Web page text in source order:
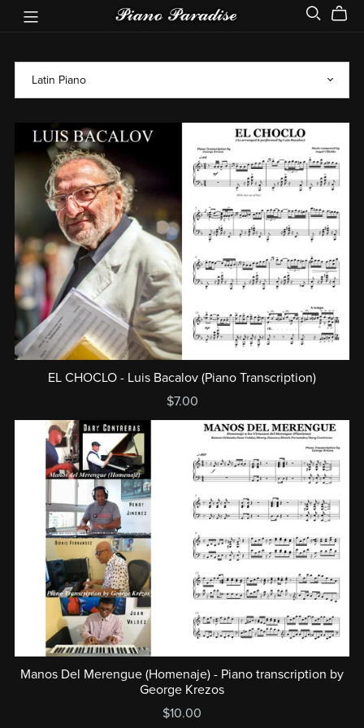
EL CHOCLO - Luis Bacalov (Piano Transcription)
$7.00
Manos Del Merengue (Homenaje) - Piano transcription by
George Krezos
$10.00